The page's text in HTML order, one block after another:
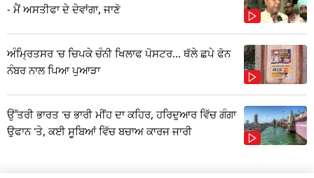
- ਮੈਂ ਅਸਤੀਫਾ ਦੇ ਦੇਵਾਂਗਾ, ਜਾਣੋ
ਅੰਮ੍ਰਿਤਸਰ 'ਚ ਚਿਪਕੇ ਚੰਨੀ ਖਿਲਾਫ ਪੋਸਟਰ... ਥੱਲੇ ਛਪੇ ਫੋਨ
ਨੰਬਰ ਨਾਲ ਪਿਆ ਪੁਆੜਾ
ਉੱਤਰੀ ਭਾਰਤ 'ਚ ਭਾਰੀ ਮੀਂਹ ਦਾ ਕਹਿਰ, ਹਰਿਦੁਆਰ ਵਿੱਚ ਗੰਗਾ
ਉਫਾਨ 'ਤੇ, ਕਈ ਸੂਬਿਆਂ ਵਿੱਚ ਬਚਾਅ ਕਾਰਜ ਜਾਰੀ